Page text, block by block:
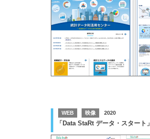
WEB 映像 2020
「Data StaRt データ・スタート」